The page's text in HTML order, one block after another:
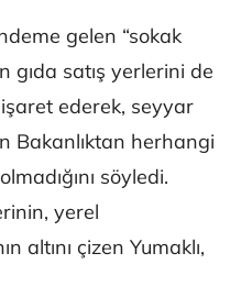
gelen “sokak
gıda satış yerlerini de
işaret ederek, seyyar
Bakanlıktan herhangi
söyledi.
yerel
altını çizen Yumaklı,